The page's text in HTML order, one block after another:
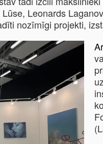
Leonards
nozīmīgi projekti,